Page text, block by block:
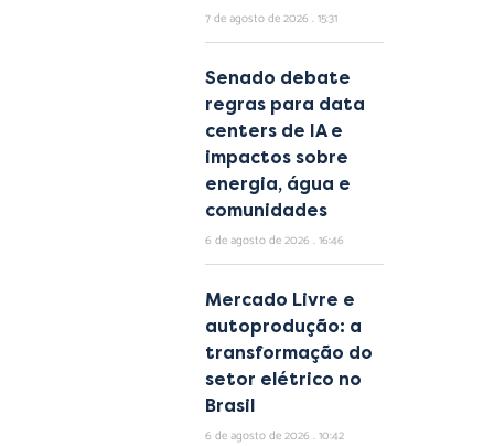
7 de agosto de 2026 15:31
Senado debate
regras para data
centers de IA e
impactos sobre
energia, água e
comunidades
6 de agosto de 2026 16:46
Mercado Livre e
autoprodução: a
transformação do
setor elétrico no
Brasil
6 de agosto de 2026 10:42